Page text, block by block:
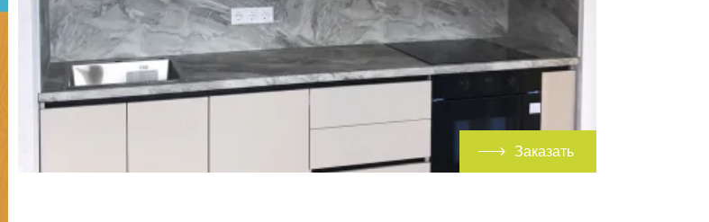
Заказать